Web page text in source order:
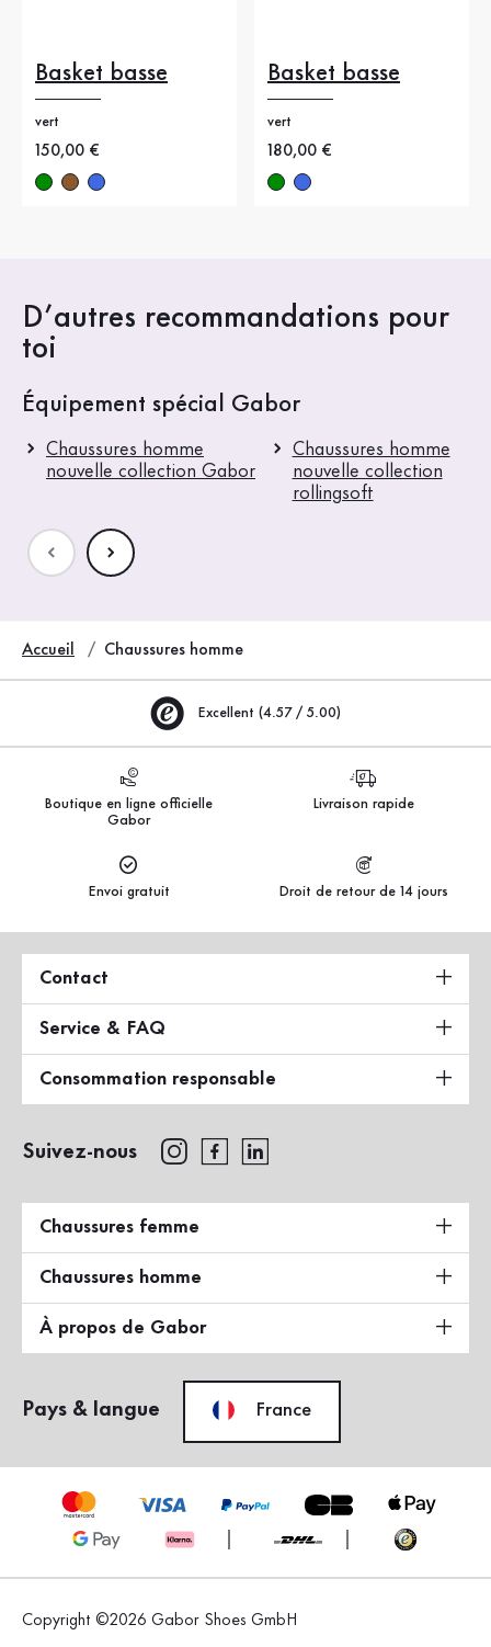
Basket basse
vert
Nouveau prix
150,00 €
Basket basse
vert
Nouveau prix
180,00 €
D’autres recommandations pour
toi
Équipement spécial Gabor
Chaussures homme
nouvelle collection Gabor
Chaussures homme
nouvelle collection
rollingsoft
Accueil Chaussures homme
Excellent (4.57 / 5.00)
Boutique en ligne officielle
Gabor
Livraison rapide
Envoi gratuit Droit de retour de 14 jours
Contact
Service & FAQ
Consommation responsable
Suivez-nous
Chaussures femme
Chaussures homme
À propos de Gabor
Pays & langue France
Copyright ©2026 Gabor Shoes GmbH